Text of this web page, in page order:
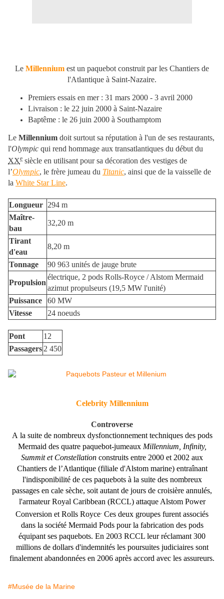
Le Millennium est un paquebot construit par les Chantiers de
l'Atlantique à Saint-Nazaire.
Premiers essais en mer : 31 mars 2000 - 3 avril 2000
Livraison : le 22 juin 2000 à Saint-Nazaire
Baptême : le 26 juin 2000 à Southamptom
Le Millennium doit surtout sa réputation à l'un de ses restaurants,
l'Olympic qui rend hommage aux transatlantiques du début du
XXe siècle en utilisant pour sa décoration des vestiges de
l’Olympic, le frère jumeau du Titanic, ainsi que de la vaisselle de
la White Star Line.
Longueur 294 m
Maître-
bau
32,20 m
Tirant
d'eau
8,20 m
Tonnage 90 963 unités de jauge brute
Propulsion
électrique, 2 pods Rolls-Royce / Alstom Mermaid
azimut propulseurs (19,5 MW l'unité)
Puissance
60 MW
Vitesse
24 noeuds
Pont
12
Passagers 2 450
Celebrity Millennium
Controverse
A la suite de nombreux dysfonctionnement techniques des pods
Mermaid des quatre paquebot-jumeaux Millennium, Infinity,
Summit et Constellation construits entre 2000 et 2002 aux
Chantiers de l’Atlantique (filiale d'Alstom marine) entraînant
l'indisponibilité de ces paquebots à la suite des nombreux
passages en cale sèche, soit autant de jours de croisière annulés,
l'armateur Royal Caribbean (RCCL) attaque Alstom Power
Conversion et Rolls Royce Ces deux groupes furent associés
dans la société Mermaid Pods pour la fabrication des pods
équipant ses paquebots. En 2003 RCCL leur réclamant 300
millions de dollars d'indemnités les poursuites judiciaires sont
finalement abandonnées en 2006 après accord avec les assureurs.
#Musée de la Marine